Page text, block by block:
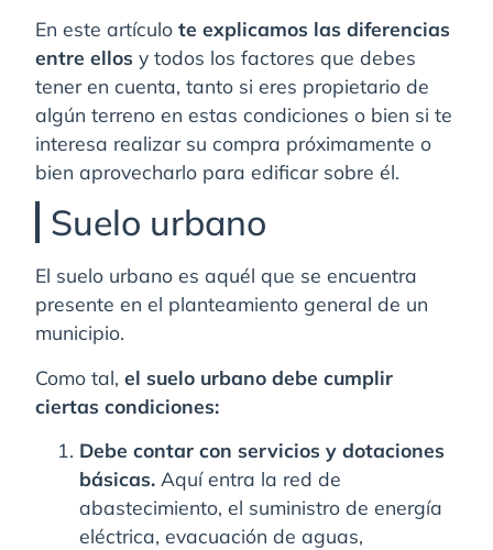
En este artículo te explicamos las diferencias
entre ellos y todos los factores que debes
tener en cuenta, tanto si eres propietario de
algún terreno en estas condiciones o bien si te
interesa realizar su compra próximamente o
bien aprovecharlo para edificar sobre él.
Suelo urbano
El suelo urbano es aquél que se encuentra
presente en el planteamiento general de un
municipio.
Como tal, el suelo urbano debe cumplir
ciertas condiciones:
Debe contar con servicios y dotaciones
básicas. Aquí entra la red de
abastecimiento, el suministro de energía
eléctrica, evacuación de aguas,